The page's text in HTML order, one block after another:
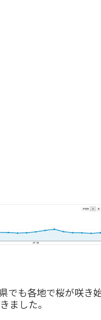
でも各地で桜が咲き
ました。